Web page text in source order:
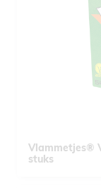
Vlammetjes®
stuks